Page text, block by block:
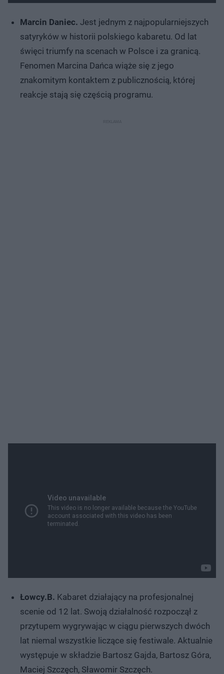
Marcin Daniec. Jest jednym z najpopularniejszych
satyryków w historii polskiego kabaretu. Od lat
święci triumfy na scenach w Polsce i za granicą.
Fenomen Marcina Dańca wiąże się z jego
znakomitym kontaktem z publicznością, której
reakcje stają się częścią programu.
Łowcy.B. Kabaret działający na profesjonalnej
scenie od 12 lat. Swoją działalność rozpoczął z
przytupem wygrywając w ciągu pierwszych dwóch
lat niemal wszystkie liczące się festiwale. Aktualnie
występuje w składzie Bartosz Gajda, Bartosz Góra,
Maciej Szczęch, Sławomir Szczęch.